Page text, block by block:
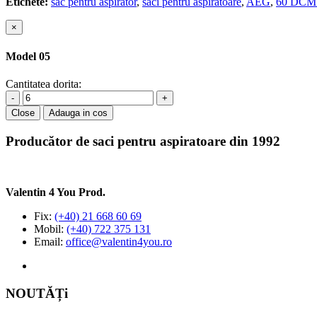
×
Model 05
Cantitatea dorita:
-
+
Close
Adauga in cos
Producător de saci pentru aspiratoare din 1992
Valentin 4 You Prod.
Fix: (+40) 21 668 60 69
Mobil: (+40) 722 375 131
Email: office@valentin4you.ro
NOUTĂȚi